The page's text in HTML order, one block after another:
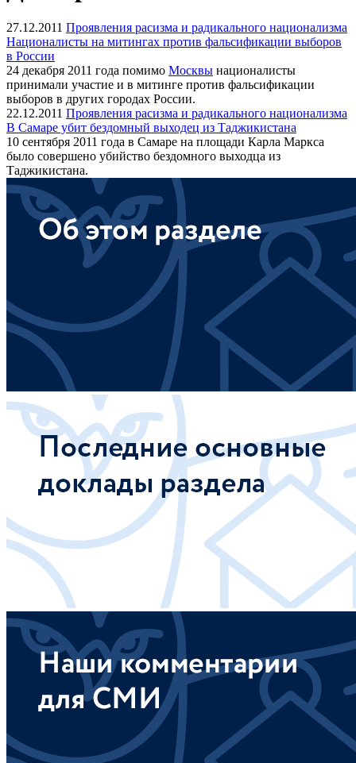
27.12.2011 Проявления расизма и радикального национализма
Националисты на митингах против фальсификации выборов
в России
24 декабря 2011 года помимо Москвы националисты
принимали участие и в митинге против фальсификации
выборов в других городах России.
22.12.2011 Проявления расизма и радикального национализма
В Самаре убит бездомный выходец из Таджикистана
10 сентября 2011 года в Самаре на площади Карла Маркса
было совершено убийство бездомного выходца из
Таджикистана.